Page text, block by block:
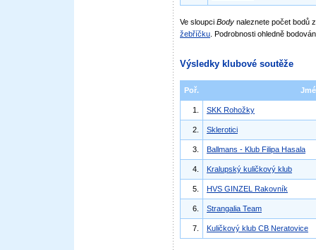
Ve sloupci Body naleznete počet bodů
žebříčku . Podrobnosti ohledně
Výsledky klubové soutěže
Poř.
1. SKK Rohožky
2. Sklerotici
3. Ballmans - Klub Filipa Hasala
4. Kralupský kuličkový klub
5. HVS GINZEL Rakovník
6. Strangalia Team
7. Kuličkový klub CB Neratovice